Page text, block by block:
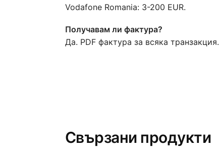
Vodafone Romania: 3-200 EUR.
Получавам ли фактура?
Да. PDF фактура за всяка транзакция.
Свързани продукти